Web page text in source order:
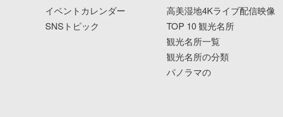
イベントカレンダー
SNSトピック
高美湿地4Kライブ配信映像
TOP 10 観光名所
観光名所一覧
観光名所の分類
パノラマの